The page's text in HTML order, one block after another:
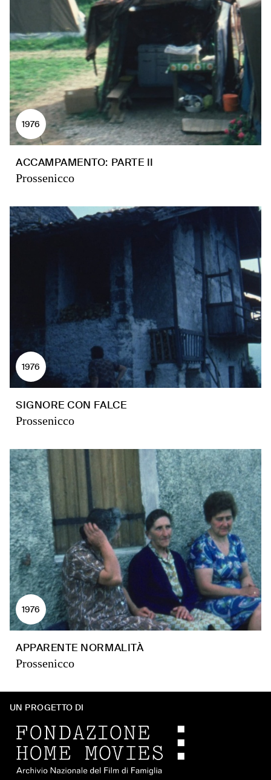
1976
ACCAMPAMENTO: PARTE II
Prossenicco
1976
SIGNORE CON FALCE
Prossenicco
1976
APPARENTE NORMALITÀ
Prossenicco
UN PROGETTO DI